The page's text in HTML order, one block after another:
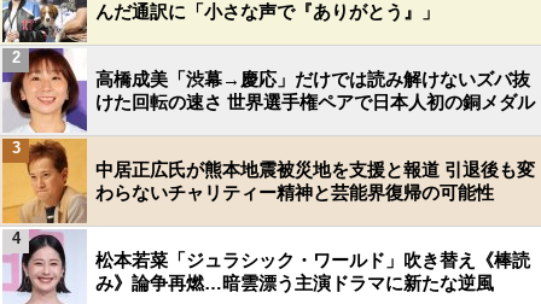
んだ通訳に「小さな声で『ありがとう』」
高橋成美「渋幕→慶応」だけでは読み解けないズバ抜
けた回転の速さ 世界選手権ペアで日本人初の銅メダル
2
中居正広氏が熊本地震被災地を支援と報道 引退後も変
わらないチャリティー精神と芸能界復帰の可能性
3
松本若菜「ジュラシック・ワールド」吹き替え《棒読
み》論争再燃…暗雲漂う主演ドラマに新たな逆風
4